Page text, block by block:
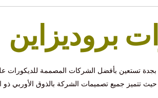
بروديزاين
تستعين بأفضل الشركات المصممة للديكورات
تتميز جميع تصميمات الشركة بالذوق الأوربي ذو